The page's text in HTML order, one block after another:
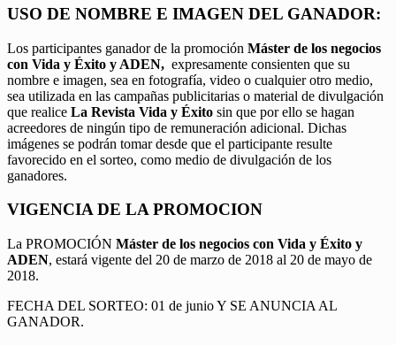
USO DE NOMBRE E IMAGEN DEL GANADOR:
Los participantes ganador de la promoción Máster de los negocios
con Vida y Éxito y ADEN, expresamente consienten que su
nombre e imagen, sea en fotografía, video o cualquier otro medio,
sea utilizada en las campañas publicitarias o material de divulgación
que realice La Revista Vida y Éxito sin que por ello se hagan
acreedores de ningún tipo de remuneración adicional. Dichas
imágenes se podrán tomar desde que el participante resulte
favorecido en el sorteo, como medio de divulgación de los
ganadores.
VIGENCIA DE LA PROMOCION
La PROMOCIÓN Máster de los negocios con Vida y Éxito y
ADEN, estará vigente del 20 de marzo de 2018 al 20 de mayo de
2018.
FECHA DEL SORTEO: 01 de junio Y SE ANUNCIA AL
GANADOR.